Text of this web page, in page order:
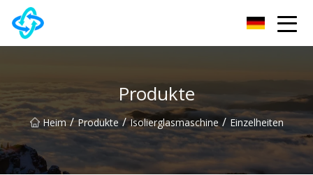
Produkte
Heim / Produkte / Isolierglasmaschine / Einzelheiten